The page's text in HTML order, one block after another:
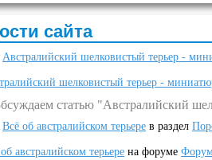
сайта
Австралийский шелковистый терьер -
шелковистый терьер -
статью "Австралийский
Всё об австралийском терьере в раздел
австралийском терьере на форуме